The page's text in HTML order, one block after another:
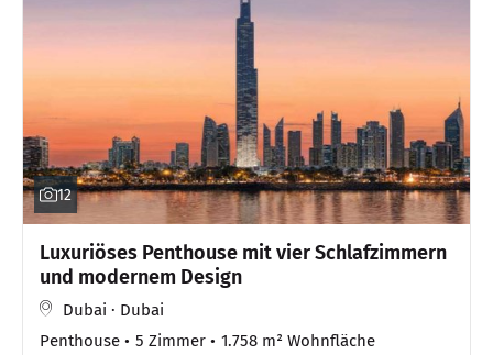
12
Luxuriöses Penthouse mit vier Schlafzimmern
und modernem Design
Dubai · Dubai
Penthouse
5 Zimmer
1.758 m² Wohnfläche